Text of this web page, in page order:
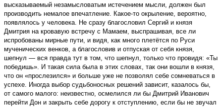
высказываемый незамысловатым истечением мысли, должен был
производить немалое впечатление. Какое-то окрыление, вероятно,
появлялось у человека. Не сразу благословил Сергий и князя
Дмитрия на кровавую встречу с Мамаем, выспрашивая, все ли
испробованы мирные пути, и видя, как много плетётся по Руси
мученических венков, а благословив и отпуская от себя князя,
шепнул — вся правда тут в том, что шепнул, только что провидя: «Ты
победишь». И такая сила была в этих словах, так они вошли в князя,
что он «прослезился» и больше уже не позволял себе сомневаться в
успехе. Иногда выбор судьбоносных решений зависит, казалось бы,
от самого малого: неизвестно, осмелился ли бы Дмитрий Иванович
перейти Дон и закрыть себе дорогу к отступлению, если бы не звучал